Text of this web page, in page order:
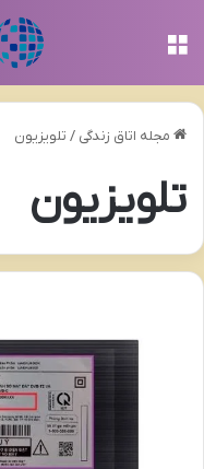
مجله اتاق زندگی / تلویزیون
تلویزیون